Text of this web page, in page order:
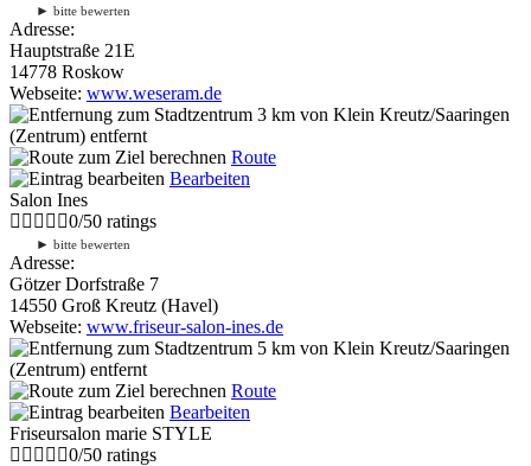
► bitte bewerten
Adresse:
Hauptstraße 21E
14778 Roskow
Webseite: www.weseram.de
3 km von Klein Kreutz/Saaringen
(Zentrum) entfernt
Route
Bearbeiten
Salon Ines
0/50 ratings
► bitte bewerten
Adresse:
Götzer Dorfstraße 7
14550 Groß Kreutz (Havel)
Webseite: www.friseur-salon-ines.de
5 km von Klein Kreutz/Saaringen
(Zentrum) entfernt
Route
Bearbeiten
Friseursalon marie STYLE
0/50 ratings